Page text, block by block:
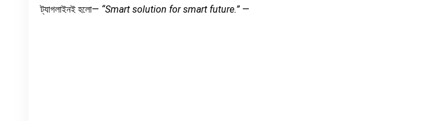
ট্যাগলাইনই হলো— “Smart solution for smart future.”—